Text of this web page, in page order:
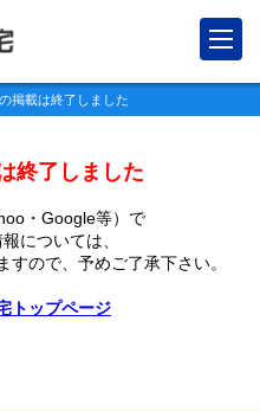
掲載は終了しました
終了しました
・Google等）で
については、
すので、 予めご了承下さい。
トップページ